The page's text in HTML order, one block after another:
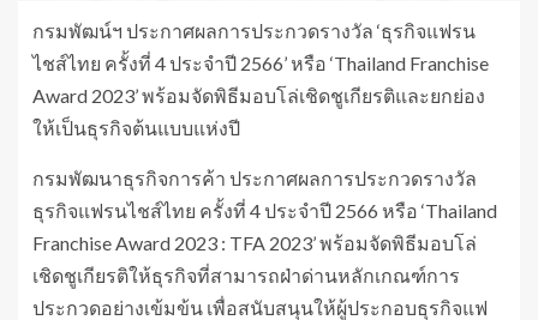
กรมพัฒน์ฯ ประกาศผลการประกวดรางวัล ‘ธุรกิจแฟรน
ไชส์ไทย ครั้งที่ 4 ประจำปี 2566’ หรือ ‘Thailand Franchise
Award 2023’ พร้อมจัดพิธีมอบโล่เชิดชูเกียรติและยกย่อง
ให้เป็นธุรกิจต้นแบบแห่งปี
กรมพัฒนาธุรกิจการค้า ประกาศผลการประกวดรางวัล
ธุรกิจแฟรนไชส์ไทย ครั้งที่ 4 ประจำปี 2566 หรือ ‘Thailand
Franchise Award 2023 : TFA 2023’ พร้อมจัดพิธีมอบโล่
เชิดชูเกียรติให้ธุรกิจที่สามารถฝ่าด่านหลักเกณฑ์การ
ประกวดอย่างเข้มข้น เพื่อสนับสนุนให้ผู้ประกอบธุรกิจแฟ